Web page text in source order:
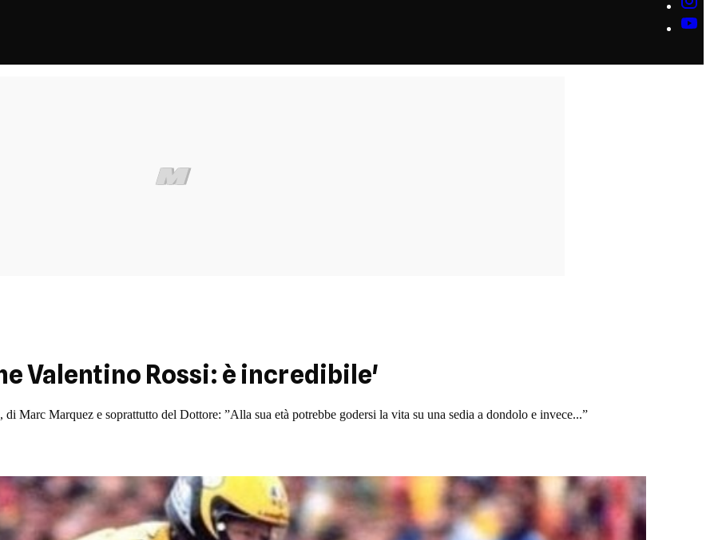
Valentino Rossi: è incredibile'
Marc Marquez e soprattutto del Dottore: ”Alla sua età potrebbe godersi la vita su una sedia a dondolo e invece...”